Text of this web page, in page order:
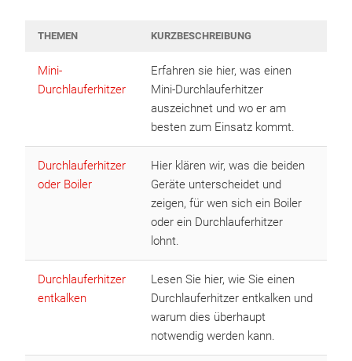
THEMEN KURZBESCHREIBUNG
Mini-
Durchlauferhitzer
Erfahren sie hier, was einen
Mini-Durchlauferhitzer
auszeichnet und wo er am
besten zum Einsatz kommt.
Durchlauferhitzer
oder Boiler
Hier klären wir, was die beiden
Geräte unterscheidet und
zeigen, für wen sich ein Boiler
oder ein Durchlauferhitzer
lohnt.
Durchlauferhitzer
entkalken
Lesen Sie hier, wie Sie einen
Durchlauferhitzer entkalken und
warum dies überhaupt
notwendig werden kann.